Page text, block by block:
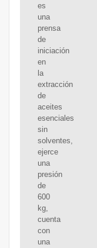
es
una
prensa
de
iniciación
en
la
extracción
de
aceites
esenciales
sin
solventes,
ejerce
una
presión
de
600
kg,
cuenta
con
una